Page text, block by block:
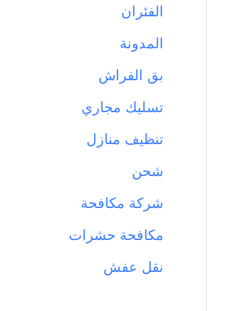
الفئران
المدونة
بق الفراش
تسليك مجاري
تنظيف منازل
شحن
شركة مكافحة
مكافحة حشرات
نقل عفش